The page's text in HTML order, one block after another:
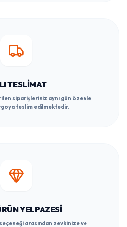
TESLIMAT
siparişleriniz aynı gün özenle
teslim edilmektedir.
YELPAZESI
arasından zevkinize ve